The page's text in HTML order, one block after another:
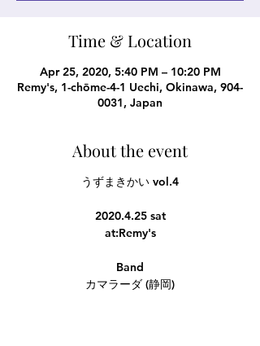
Time & Location
Apr 25, 2020, 5:40 PM – 10:20 PM
Remy's, 1-chōme-4-1 Uechi, Okinawa, 904-
0031, Japan
About the event
うずまきかい vol.4
2020.4.25 sat
at:Remy's
Band
カマラーダ (静岡)